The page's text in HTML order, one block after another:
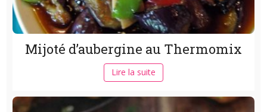
Mijoté d’aubergine au Thermomix
Lire la suite